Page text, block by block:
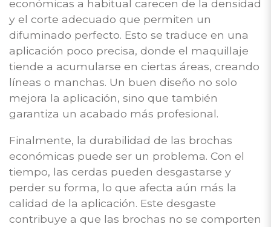
económicas a habitual carecen de la densidad
y el corte adecuado que permiten un
difuminado perfecto. Esto se traduce en una
aplicación poco precisa, donde el maquillaje
tiende a acumularse en ciertas áreas, creando
líneas o manchas. Un buen diseño no solo
mejora la aplicación, sino que también
garantiza un acabado más profesional.
Finalmente, la durabilidad de las brochas
económicas puede ser un problema. Con el
tiempo, las cerdas pueden desgastarse y
perder su forma, lo que afecta aún más la
calidad de la aplicación. Este desgaste
contribuye a que las brochas no se comporten